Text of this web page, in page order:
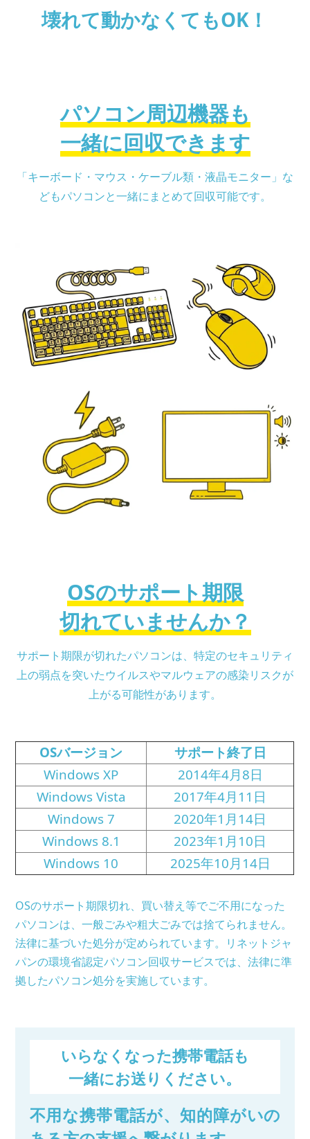
壊れて動かなくてもOK！
パソコン周辺機器も
一緒に回収できます
「キーボード・マウス・ケーブル類・液晶モニター」な
どもパソコンと一緒にまとめて回収可能です。
OSのサポート期限
切れていませんか？
サポート期限が切れたパソコンは、 特定のセキュリティ
上の弱点を突いたウイルスやマルウェアの感染リスクが
上がる可能性があります。
OSバージョン
サポート終了日
Windows XP
2014年4月8日
Windows Vista
2017年4月11日
Windows 7
2020年1月14日
Windows 8.1
2023年1月10日
Windows 10
2025年10月14日
OSのサポート期限切れ、買い替え等でご不用になった
パソコンは、一般ごみや粗大ごみでは捨てられません。
法律に基づいた処分が定められています。リネットジャ
パンの環境省認定パソコン回収サービスでは、法律に準
拠したパソコン処分を実施しています。
いらなくなった携帯電話も
一緒にお送りください。
不用な携帯電話が、知的障がいの